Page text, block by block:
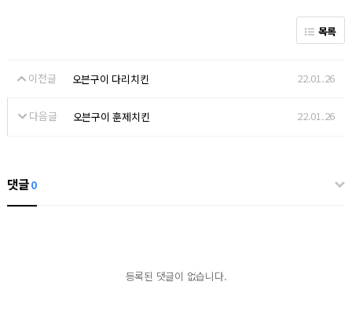
목록
이전글 오븐구이 다리치킨 22.01.26
다음글 오븐구이 훈제치킨 22.01.26
댓글0
등록된 댓글이 없습니다.